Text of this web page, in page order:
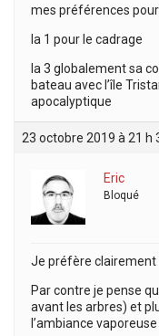
mes préférences pour
la 1 pour le cadrage
la 3 globalement sa
bateau avec l’île
apocalyptique
23 octobre 2019 à 21 h
Eric
Bloqué
Je préfère clairement
Par contre je pense
avant les arbres) et
l’ambiance